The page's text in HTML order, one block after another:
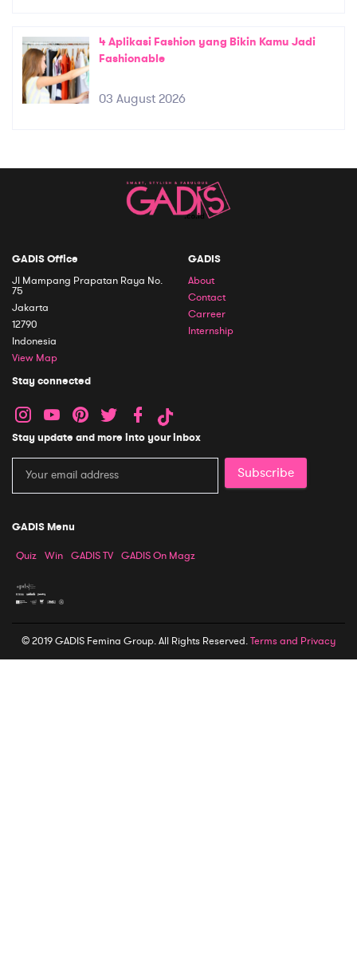
4 Aplikasi Fashion yang Bikin Kamu Jadi
Fashionable
03 August 2026
GADIS Office
Jl Mampang Prapatan Raya No.
75
Jakarta
12790
Indonesia
View Map
GADIS
About
Contact
Carreer
Internship
Stay connected
Stay update and more into your inbox
Subscribe
GADIS Menu
Quiz Win GADIS TV GADIS On Magz
© 2019 GADIS Femina Group. All Rights Reserved.Terms and Privacy